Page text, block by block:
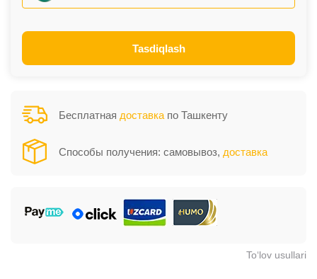
Tasdiqlash
Бесплатная доставка по Ташкенту
Способы получения: самовывоз, доставка
To‘lov usullari